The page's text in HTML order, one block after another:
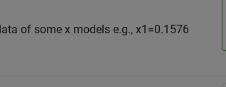
of some x models e.g., x1=0.1576